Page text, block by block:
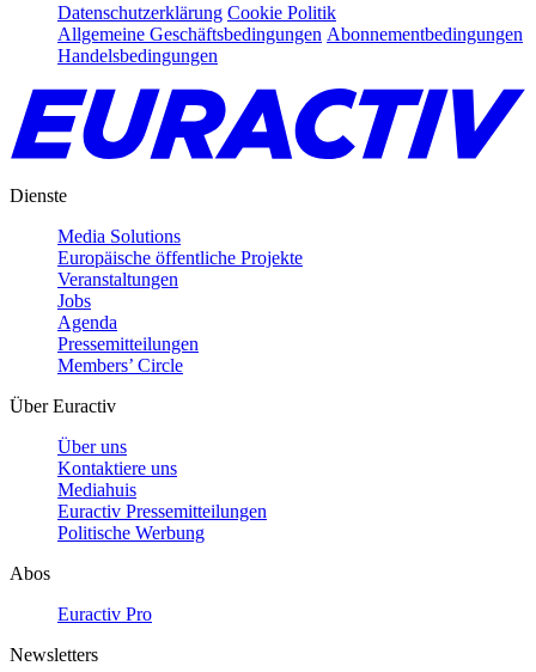
Datenschutzerklärung Cookie Politik
Allgemeine Geschäftsbedingungen Abonnementbedingungen
Handelsbedingungen
Dienste
Media Solutions
Europäische öffentliche Projekte
Veranstaltungen
Jobs
Agenda
Pressemitteilungen
Members’ Circle
Über Euractiv
Über uns
Kontaktiere uns
Mediahuis
Euractiv Pressemitteilungen
Politische Werbung
Abos
Euractiv Pro
Newsletters